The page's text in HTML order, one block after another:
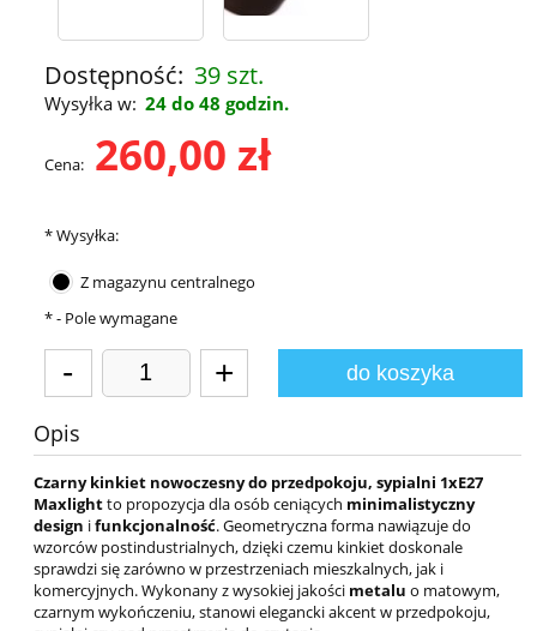
Dostępność: 39 szt.
Wysyłka w: 24 do 48 godzin.
Cena: 260,00 zł
*Wysyłka:
Z magazynu centralnego
- + do koszyka
*- Pole wymagane
Opis
Czarny kinkiet nowoczesny do przedpokoju, sypialni 1xE27
Maxlightto propozycja dla osób ceniących minimalistyczny
design ifunkcjonalność. Geometryczna forma nawiązuje do
wzorców postindustrialnych, dzięki czemu kinkiet doskonale
sprawdzi się zarówno w przestrzeniach mieszkalnych, jak i
komercyjnych. Wykonany z wysokiej jakości metalu o matowym,
czarnym wykończeniu, stanowi elegancki akcent w przedpokoju,